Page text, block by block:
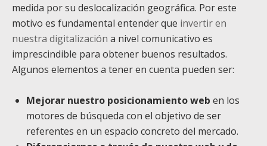
medida por su deslocalización geográfica. Por este
motivo es fundamental entender que invertir en
nuestra digitalización a nivel comunicativo es
imprescindible para obtener buenos resultados.
Algunos elementos a tener en cuenta pueden ser:
Mejorar nuestro posicionamiento web en los
motores de búsqueda con el objetivo de ser
referentes en un espacio concreto del mercado.